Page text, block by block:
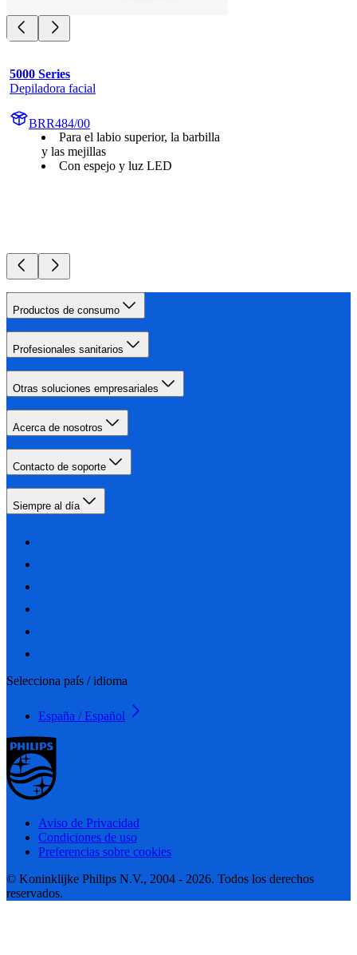
5000 Series
Depiladora facial
BRR484/00
Para el labio superior, la barbilla
y las mejillas
Con espejo y luz LED
Productos de consumo
Profesionales sanitarios
Otras soluciones empresariales
Acerca de nosotros
Contacto de soporte
Siempre al día
Selecciona país / idioma
España / Español
Aviso de Privacidad
Condiciones de uso
Preferencias sobre cookies
© Koninklijke Philips N.V., 2004 - 2026. Todos los derechos
reservados.